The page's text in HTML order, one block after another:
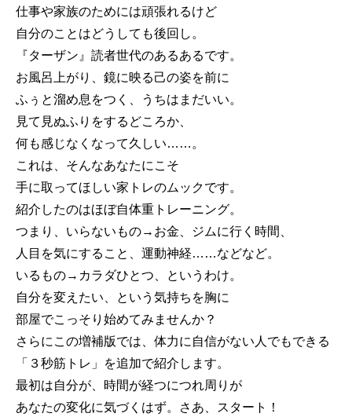
仕事や家族のためには頑張れるけど
自分のことはどうしても後回し。
『ターザン』読者世代のあるあるです。
お風呂上がり、鏡に映る己の姿を前に
ふぅと溜め息をつく、うちはまだいい。
見て見ぬふりをするどころか、
何も感じなくなって久しい……。
これは、そんなあなたにこそ
手に取ってほしい家トレのムックです。
紹介したのはほぼ自体重トレーニング。
つまり、いらないもの→お金、ジムに行く時間、
人目を気にすること、運動神経……などなど。
いるもの→カラダひとつ、というわけ。
自分を変えたい、という気持ちを胸に
部屋でこっそり始めてみませんか？
さらにこの増補版では、体力に自信がない人でもできる
「３秒筋トレ」を追加で紹介します。
最初は自分が、時間が経つにつれ周りが
あなたの変化に気づくはず。さあ、スタート！